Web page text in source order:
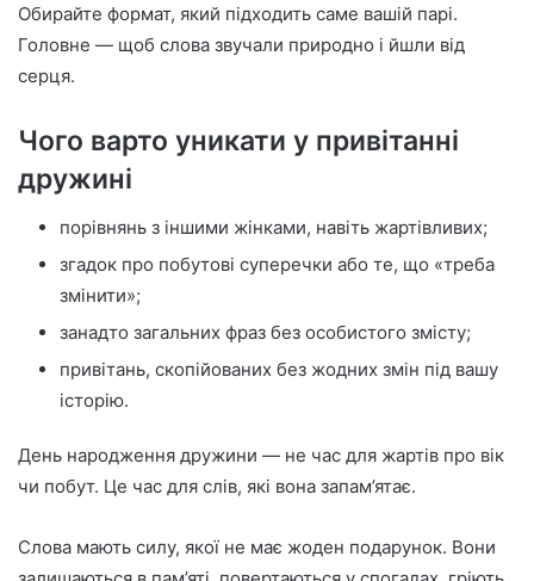
Обирайте формат, який підходить саме вашій парі.
Головне — щоб слова звучали природно і йшли від
серця.
Чого варто уникати у привітанні
дружині
порівнянь з іншими жінками, навіть жартівливих;
згадок про побутові суперечки або те, що «треба
змінити»;
занадто загальних фраз без особистого змісту;
привітань, скопійованих без жодних змін під вашу
історію.
День народження дружини — не час для жартів про вік
чи побут. Це час для слів, які вона запам’ятає.
Слова мають силу, якої не має жоден подарунок. Вони